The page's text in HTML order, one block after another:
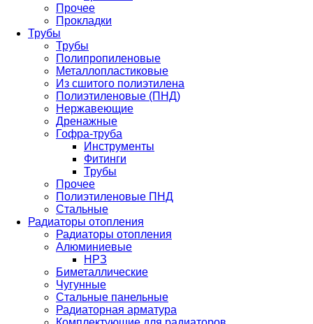
Прочее
Прокладки
Трубы
Трубы
Полипропиленовые
Металлопластиковые
Из сшитого полиэтилена
Полиэтиленовые (ПНД)
Нержавеющие
Дренажные
Гофра-труба
Инструменты
Фитинги
Трубы
Прочее
Полиэтиленовые ПНД
Стальные
Радиаторы отопления
Радиаторы отопления
Алюминиевые
НРЗ
Биметаллические
Чугунные
Стальные панельные
Радиаторная арматура